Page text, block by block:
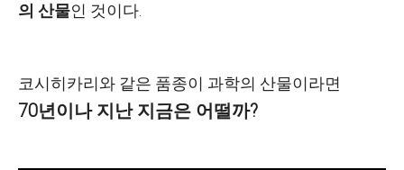
의 산물인 것이다.
코시히카리와 같은 품종이 과학의 산물이라면
70년이나 지난 지금은 어떨까?